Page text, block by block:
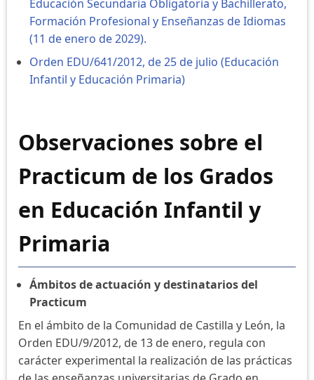
Educación Secundaria Obligatoria y Bachillerato,
Formación Profesional y Enseñanzas de Idiomas
(11 de enero de 2029).
Orden EDU/641/2012, de 25 de julio (Educación
Infantil y Educación Primaria)
Observaciones sobre el
Practicum de los Grados
en Educación Infantil y
Primaria
Ámbitos de actuación y destinatarios del
Practicum
En el ámbito de la Comunidad de Castilla y León, la
Orden EDU/9/2012, de 13 de enero, regula con
carácter experimental la realización de las prácticas